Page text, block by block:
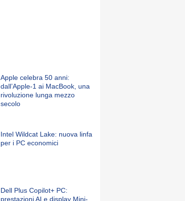
Apple celebra 50 anni:
dall’Apple-1 ai MacBook, una
rivoluzione lunga mezzo
secolo
Intel Wildcat Lake: nuova linfa
per i PC economici
Dell Plus Copilot+ PC:
prestazioni AI e display Mini-